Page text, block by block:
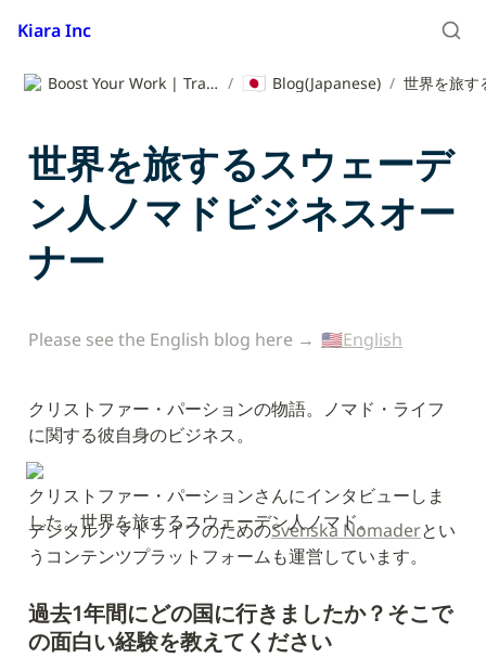
Kiara Inc
Boost Your Work | Translation App | Kiara Inc. / 🇯🇵 Blog(Japanese) /
世界を旅するスウェーデ
ン人ノマドビジネスオー
ナー
Please see the English blog here → 🇺🇸English
クリストファー・パーションの物語。ノマド・ライフ
に関する彼自身のビジネス。
クリストファー・パーションさんにインタビューしま
した。世界を旅するスウェーデン人ノマド。
デジタルノマドライフのためのSvenska Nomaderとい
うコンテンツプラットフォームも運営しています。
過去1年間にどの国に行きましたか？そこで
の面白い経験を教えてください